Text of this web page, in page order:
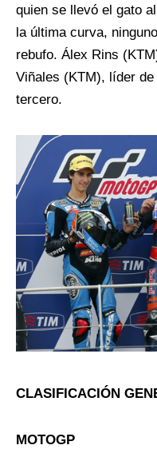
quien se llevó el gato
la última curva,
rebufo. Álex Rins
Viñales (KTM), líder
tercero.
CLASIFICACIÓN
MOTOGP